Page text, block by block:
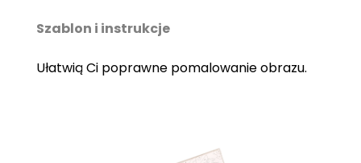
Szablon i instrukcje
Ułatwią Ci poprawne pomalowanie obrazu.